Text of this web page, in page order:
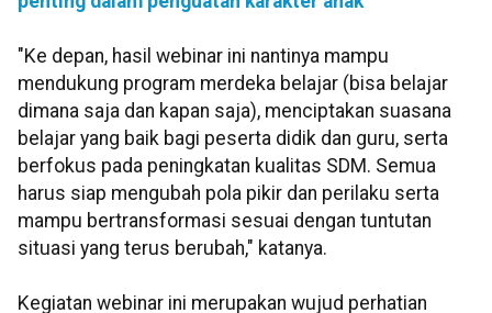
"Ke depan, hasil webinar ini nantinya mampu
mendukung program merdeka belajar (bisa belajar
dimana saja dan kapan saja), menciptakan suasana
belajar yang baik bagi peserta didik dan guru, serta
berfokus pada peningkatan kualitas SDM. Semua
harus siap mengubah pola pikir dan perilaku serta
mampu bertransformasi sesuai dengan tuntutan
situasi yang terus berubah," katanya.
Kegiatan webinar ini merupakan wujud perhatian